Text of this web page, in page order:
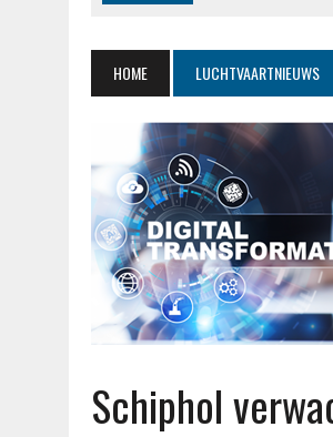
AUGUSTUS 7, 2026 | NATIONAL
AUGUSTUS 7, 2026 | STAKING
HOME LUCHTVAARTNIEUWS
Schiphol